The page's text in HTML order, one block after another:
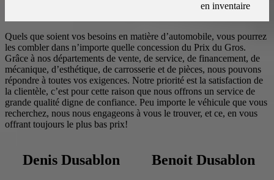
en inventaire
Quels que soient vos besoins en matière d’automobile, vous pourrez
les combler dans n’importe quelle concession du Prix du Gros.
Grâce à nos départements de vente, de service, de financement, de
mécanique, d’esthétique, de carrosserie et de pièces, nous pouvons
répondre à toutes vos exigences. Notre priorité est la satisfaction de
la clientèle, c’est pour cette raison que nous offrons un service de
grande qualité digne de confiance. Peu importe le véhicule que vous
recherchez, nous nous engageons à vous le trouver, et ce, en vous
offrant toujours le plus bas prix!
Denis Dusablon Benoit Dusablon